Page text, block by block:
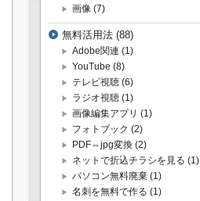
画像 (7)
無料活用法 (88)
Adobe関連 (1)
YouTube (8)
テレビ視聴 (6)
ラジオ視聴 (1)
画像編集アプリ (1)
フォトブック (2)
PDF⇔jpg変換 (2)
ネットで折込チラシを見る (1)
パソコン無料廃棄 (1)
名刺を無料で作る (1)